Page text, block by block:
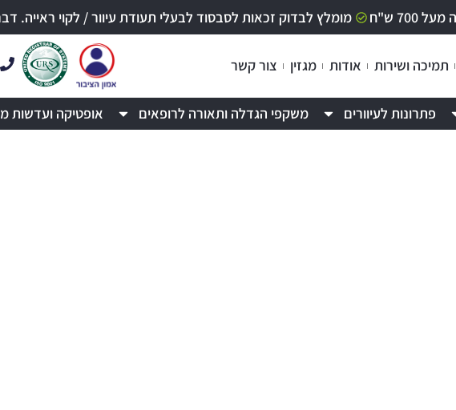
ש"ח מומלץ לבדוק זכאות לסבסוד לבעלי תעודת עיוור / לקוי ראייה. דברו איתנו
תמיכה ושירות אודות מגזין צור קשר
פתרונות לעיוורים משקפי הגדלה ותאורה לרופאים אופטיקה ועדשות